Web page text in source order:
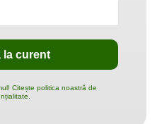
Citește politica noastră de